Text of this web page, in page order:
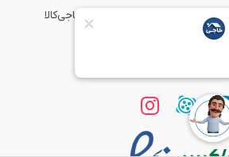
راهنمای خرید از خاجی‌کالا